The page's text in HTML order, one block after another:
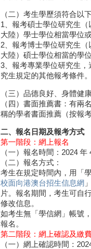
（二）考生學歷須符合以
1、報考碩士學位研究生
大陸）學士學位相當學位
2、報考博士學位研究生
大陸）碩士學位相當的學
3、報考專業學位研究生
究生規定的其他報考條件
（三）品德良好、身體健
（四）書面推薦書：有兩
稱的學者書面推薦（按報
二、報名日期及報考方式
第一階段：網上報名
（一）報名時間：2024
（二）報名方式：
考生在規定時間內，用「
校面向港澳台招生信息網
片。報名期間，考生可自
修改信息。
如考生無「學信網」帳號
報名。
第二階段：網上確認及繳
（一）網上確認時間：